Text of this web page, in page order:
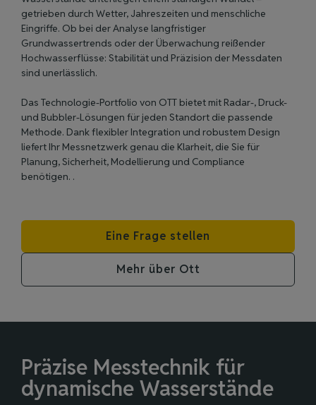
getrieben durch Wetter, Jahreszeiten und menschliche
Eingriffe. Ob bei der Analyse langfristiger
Grundwassertrends oder der Überwachung reißender
Hochwasserflüsse: Stabilität und Präzision der Messdaten
sind unerlässlich.
Das Technologie-Portfolio von OTT bietet mit Radar-, Druck-
und Bubbler-Lösungen für jeden Standort die passende
Methode. Dank flexibler Integration und robustem Design
liefert Ihr Messnetzwerk genau die Klarheit, die Sie für
Planung, Sicherheit, Modellierung und Compliance
benötigen. .
Eine Frage stellen
Mehr über Ott
Präzise Messtechnik für
dynamische Wasserstände